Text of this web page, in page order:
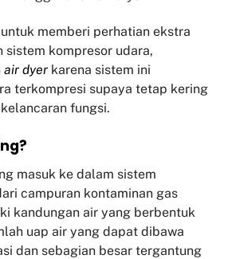
memberi perhatian ekstra
sistem kompresor udara,
air dyer karena sistem ini
terkompresi supaya tetap kering
fungsi.
masuk ke dalam sistem
campuran kontaminan gas
kandungan air yang berbentuk
uap air yang dapat dibawa
dan sebagian besar tergantung